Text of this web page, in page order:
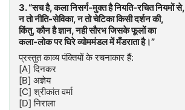
3. “सच है, कला निसर्ग-मुक्त है नियति-रचित नियमों से,
न तो नीति-सेविका, न तो चेटिका किसी दर्शन की,
किंतु, कौन है ज्ञान, नही सौरभ जिसके फूलों का
कला-लोक पर घिरे व्योममंडल में मँडराता है।”
प्रस्तुत काव्य पंक्तियों के रचनाकार हैं:
[A] दिनकर
[B] अज्ञेय
[C] श्रीकांत वर्मा
[D] निराला